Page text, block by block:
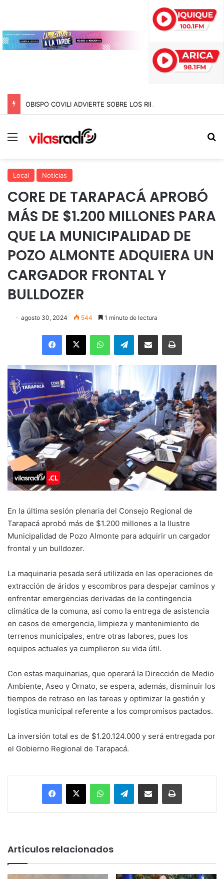
Menú
Local Noticias
CORE DE TARAPACÁ APROBÓ
MÁS DE $1.200 MILLONES PARA
QUE LA MUNICIPALIDAD DE
POZO ALMONTE ADQUIERA UN
CARGADOR FRONTAL Y
BULLDOZER
agosto 30, 2024 544 1 minuto de lectura
Facebook
X WhatsAppTelegramEnviar vía email Imprimir
En la última sesión plenaria del Consejo Regional de
Tarapacá aprobó más de $1.200 millones a la Ilustre
Municipalidad de Pozo Almonte para adquirir un cargador
frontal y un bulldozer.
La maquinaria pesada será utilizada en las operaciones de
extracción de áridos y escombros para despejar caminos y
enfrentar emergencias derivadas de la contingencia
climática de la comuna, así como la entrega de asistencia
en casos de emergencia, limpieza y mantenimiento de
terrenos municipales, entre otras labores, pues los
equipos actuales ya cumplieron su vida útil.
Con estas maquinarias, que operará la Dirección de Medio
Ambiente, Aseo y Ornato, se espera, además, disminuir los
tiempos de retraso en las tareas y optimizar la gestión y
logística municipal referente a los compromisos pactados.
La inversión total es de $1.20.124.000 y será entregada por
el Gobierno Regional de Tarapacá.
Facebook
X WhatsAppTelegramEnviar vía email Imprimir
Artículos relacionados